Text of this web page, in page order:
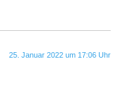
25. Januar 2022 um 17:06 Uhr